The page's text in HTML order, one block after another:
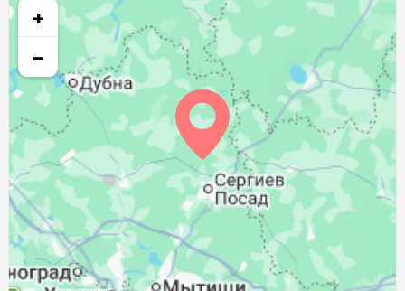
03:03 12:29 16:20 19:39 21:43
03:06 05:21 12:29 16:19 19:37 21:40
28, Пт 03:09 05:23 12:29 16:17 19:34 21:36
29, Сб 03:13 05:25 12:29 16:16 19:31 21:32
30, Вс 03:16 05:27 12:28 16:14 19:29 21:29
31, Пн 03:19 05:29 12:28 16:12 19:26 21:25
+
−